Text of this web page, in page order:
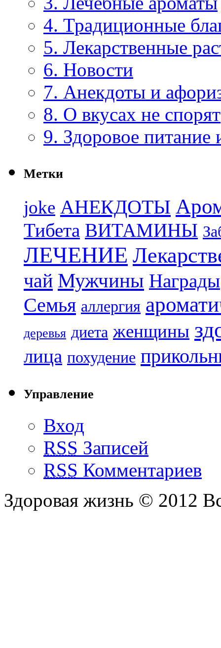
4. Традиционные
5. Лекарственные
6. Новости
7. Анекдоты и
8. О вкусах не спорят
9. Здоровое питание
Метки
joke АНЕКДОТЫ
Тибета ВИТАМИНЫ
ЛЕЧЕНИЕ
чай Мужчины Награды
Семья аллергия
деревья диета женщины
лица похудение
Управление
Вход
RSS Записей
RSS Комментариев
Здоровая жизнь © 2012